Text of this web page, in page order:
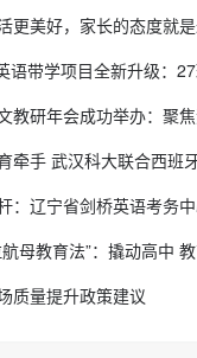
更美好，家长的态度就
语带学项目全新升级：
考研梦想
教研年会成功举办：聚
径
牵手 武汉科大联合西班
：辽宁省剑桥英语考务
约剑桥英语体系教学示
母教育法”：撬动高中
质量提升政策建议